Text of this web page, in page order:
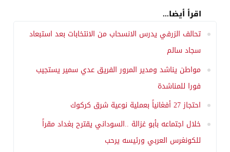
اقرأ أيضا...
تحالف الزرفي يدرس الانسحاب من الانتخابات بعد استبعاد
سجاد سالم
مواطن يناشد ومدير المرور الفريق عدي سمير يستجيب
فورا للمناشدة
احتجاز 27 أفغانياً بعملية نوعية شرق كركوك
خلال اجتماعه بأبو غزالة ..السوداني يقترح بغداد مقراً
للكونغرس العربي ورئيسه يرحب